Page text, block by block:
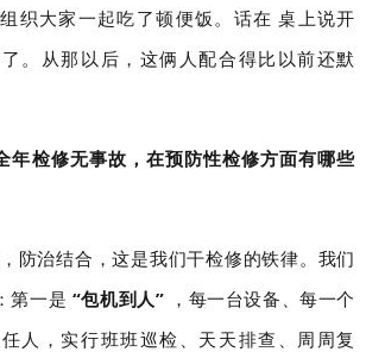
大家一起吃了顿便饭。话在桌上说开
。从那以后，这俩人配合得比以前还默
年检修无事故，在预防性检修方面有哪些
防治结合，这是我们干检修的铁律。我们
第一是 “包机到人” ，每一台设备、每一个
人，实行班班巡检、天天排查、周周复